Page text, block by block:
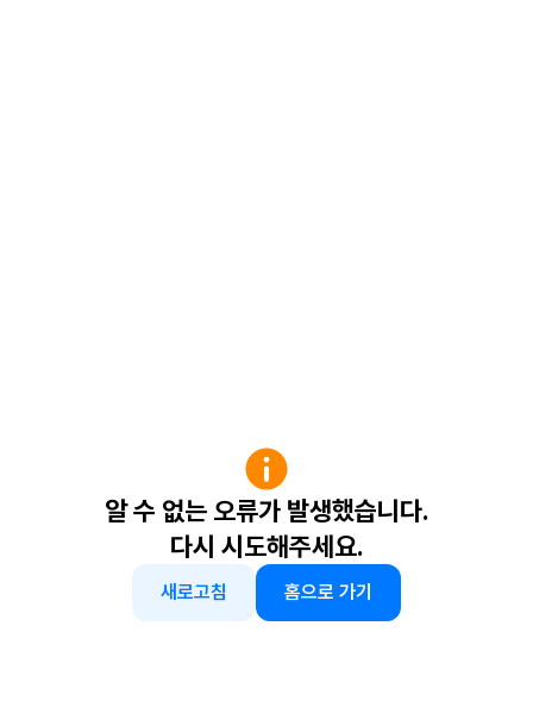
알 수 없는 오류가 발생했습니다.
다시 시도해주세요.
새로고침 홈으로 가기